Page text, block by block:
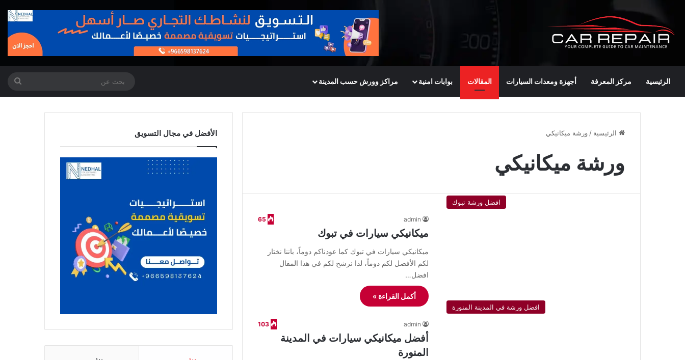
الرئيسية مركز المعرفة أجهزة ومعدات السيارات المقالات بوابات امنية مراكز وورش حسب المدينة
عن
الرئيسية / ورشة ميكانيكي
ورشة ميكانيكي
افضل ورشة تبوك
admin
65
ميكانيكي سيارات في تبوك
ميكانيكي سيارات في تبوك كما عودناكم دوماً، باننا نختار
لكم الأفضل لكم دوماً، لذا نرشح لكم في هذا المقال
افضل…
أكمل القراءة »
افضل ورشة في المدينة المنورة
admin
103
أفضل ميكانيكي سيارات في المدينة
المنورة
الأفضل في مجال التسويق